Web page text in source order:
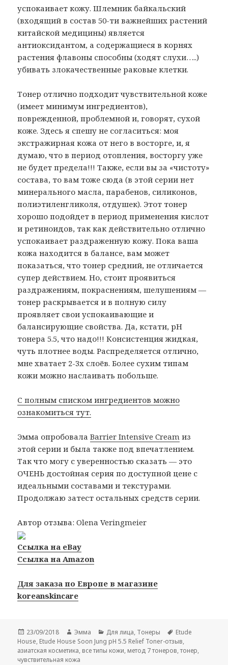
успокаивает кожу. Шлемник байкальский
(входящий в состав 50-ти важнейших растений
китайской медицины) является
антиоксидантом, а содержащиеся в корнях
растения флавоны способны (ходят слухи…..)
убивать злокачественные раковые клетки.
Тонер отлично подходит чувствительной коже
(имеет минимум ингредиентов),
поврежденной, проблемной и, говорят, сухой
коже. Здесь я спешу не согласиться: моя
экстражирная кожа от него в восторге, и, я
думаю, что в период отопления, восторгу уже
не будет предела!!! Также, если вы за «чистоту»
состава, то вам тоже сюда (в этой серии нет
минерального масла, парабенов, силиконов,
полиэтиленгликоля, отдушек). Этот тонер
хорошо подойдет в период применения кислот
и ретиноидов, так как действительно отлично
успокаивает раздраженную кожу. Пока ваша
кожа находится в балансе, вам может
показаться, что тонер средний, не отличается
супер действием. Но, стоит проявиться
раздражениям, покраснениям, шелушениям —
тонер раскрывается и в полную силу
проявляет свои успокаивающие и
балансирующие свойства. Да, кстати, рН
тонера 5.5, что надо!!! Консистенция жидкая,
чуть плотнее воды. Распределяется отлично,
мне хватает 2-3х слоёв. Более сухим типам
кожи можно наслаивать побольше.
С полным списком ингредиентов можно
ознакомиться тут.
Эмма опробовалаBarrier Intensive Cream из
этой серии и была также под впечатлением.
Так что могу с уверенностью сказать — это
ОЧЕНЬ достойная серия по доступной цене с
идеальными составами и текстурами.
Продолжаю затест остальных средств серии.
Автор отзыва: Olena Veringmeier
Ссылка на eBay
Ссылка на Amazon
Для заказа по Европе в магазине
koreanskincare
Опубликовано
23/09/2018 Автор
Эмма Рубрики
Для лица, Тонеры Метки
Etude
House, Etude House Soon Jung pH 5.5 Relief Toner-отзыв,
азиатская косметика, все типы кожи, метод 7 тонеров,тонер,
чувствительная кожа